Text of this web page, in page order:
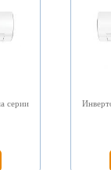
серии